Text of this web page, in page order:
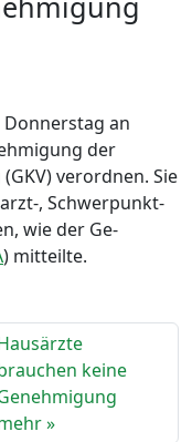
an
der
verordnen. Sie
, Schwerpunkt-
wie der Ge­
) mitteilte.
keine